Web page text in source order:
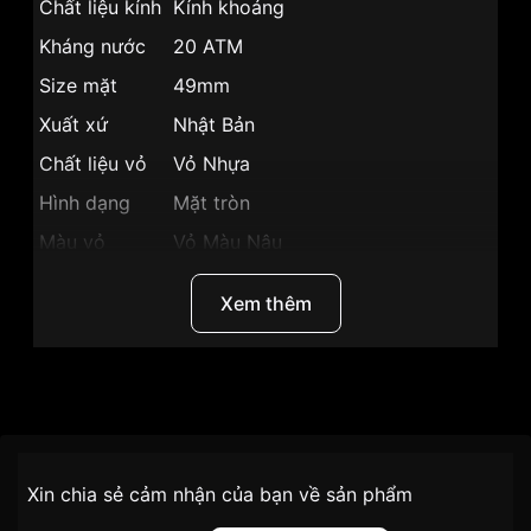
Chất liệu kính Kính khoáng
Kháng nước
20 ATM
Size mặt
49mm
Xuất xứ
Nhật Bản
Chất liệu vỏ
Vỏ Nhựa
Hình dạng
Mặt tròn
Màu vỏ
Vỏ Màu Nâu
Thể thao
Lịch ngày, 3 mặt 6 kim, Dạ quang,
Những sản phẩm tương tự"Casio G-SHOCK 49mm
Nam GA-700NC-5ADR":
Xem thêm
SKU GA-700NC-5ADR
tiện lợi –
Xin chia sẻ cảm nhận của bạn về sản phẩm